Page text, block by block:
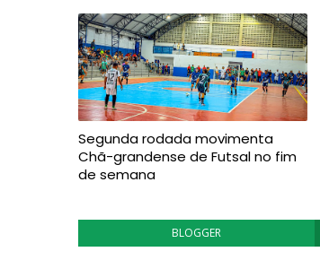
Segunda rodada movimenta
Chã-grandense de Futsal no fim
de semana
BLOGGER